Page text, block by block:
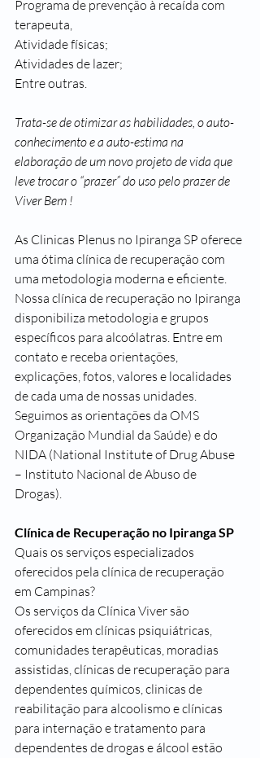
Programa de prevenção à recaída com
terapeuta,
Atividade físicas;
Atividades de lazer;
Entre outras.
Trata-se de otimizar as habilidades, o auto-
conhecimento e a auto-estima na
elaboração de um novo projeto de vida que
leve trocar o “prazer” do uso pelo prazer de
Viver Bem !
As Clinicas Plenus no Ipiranga SP oferece
uma ótima clínica de recuperação com
uma metodologia moderna e eficiente.
Nossa clínica de recuperação no Ipiranga
disponibiliza metodologia e grupos
específicos para alcoólatras. Entre em
contato e receba orientações,
explicações, fotos, valores e localidades
de cada uma de nossas unidades.
Seguimos as orientações da OMS
Organização Mundial da Saúde) e do
NIDA (National Institute of Drug Abuse
– Instituto Nacional de Abuso de
Drogas).
Clínica de Recuperação no Ipiranga SP
Quais os serviços especializados
oferecidos pela clínica de recuperação
em Campinas?
Os serviços da Clínica Viver são
oferecidos em clínicas psiquiátricas,
comunidades terapêuticas, moradias
assistidas, clínicas de recuperação para
dependentes químicos, clinicas de
reabilitação para alcoolismo e clínicas
para internação e tratamento para
dependentes de drogas e álcool estão